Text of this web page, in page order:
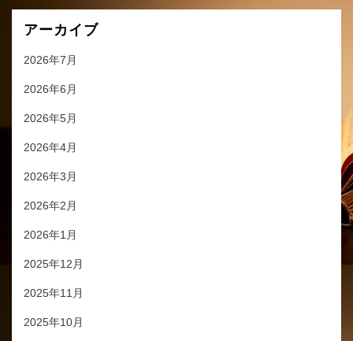
アーカイブ
2026年7月
2026年6月
2026年5月
2026年4月
2026年3月
2026年2月
2026年1月
2025年12月
2025年11月
2025年10月